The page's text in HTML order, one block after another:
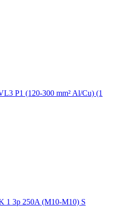
P1 (120-300 mm² Al/Cu) (1
1 3p 250A (M10-M10) S